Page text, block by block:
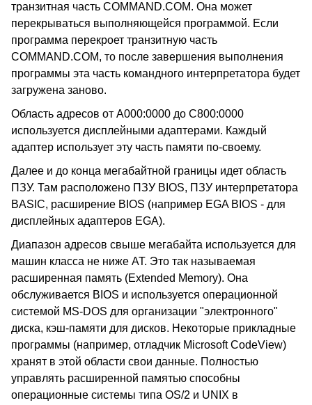
транзитная часть COMMAND.COM. Она может
перекрываться выполняющейся программой. Если
программа перекроет транзитную часть
COMMAND.COM, то после завершения выполнения
программы эта часть командного интерпретатора будет
загружена заново.
Область адресов от A000:0000 до C800:0000
используется дисплейными адаптерами. Каждый
адаптер использует эту часть памяти по-своему.
Далее и до конца мегабайтной границы идет область
ПЗУ. Там расположено ПЗУ BIOS, ПЗУ интерпретатора
BASIC, расширение BIOS (например EGA BIOS - для
дисплейных адаптеров EGA).
Диапазон адресов свыше мегабайта используется для
машин класса не ниже AT. Это так называемая
расширенная память (Extended Memory). Она
обслуживается BIOS и используется операционной
системой MS-DOS для организации "электронного"
диска, кэш-памяти для дисков. Некоторые прикладные
программы (например, отладчик Microsoft CodeView)
хранят в этой области свои данные. Полностью
управлять расширенной памятью способны
операционные системы типа OS/2 и UNIX в